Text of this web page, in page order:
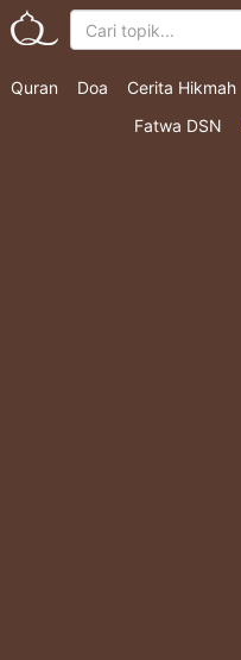
Quran Doa Cerita Hikmah
Fatwa DSN